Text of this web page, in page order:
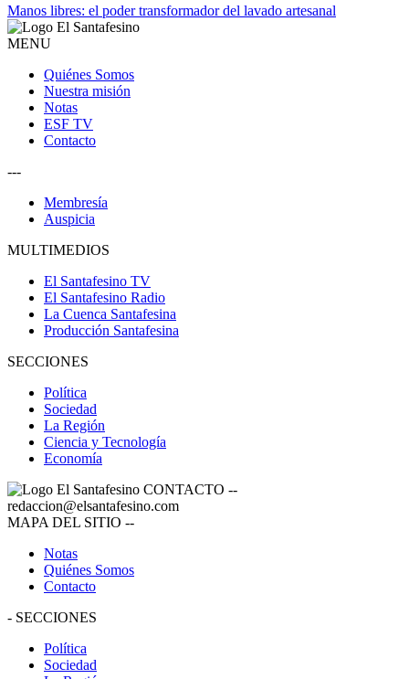
Manos libres: el poder transformador del lavado artesanal
MENU
Quiénes Somos
Nuestra misión
Notas
ESF TV
Contacto
---
Membresía
Auspicia
MULTIMEDIOS
El Santafesino TV
El Santafesino Radio
La Cuenca Santafesina
Producción Santafesina
SECCIONES
Política
Sociedad
La Región
Ciencia y Tecnología
Economía
CONTACTO --
redaccion@elsantafesino.com
MAPA DEL SITIO --
Notas
Quiénes Somos
Contacto
- SECCIONES
Política
Sociedad